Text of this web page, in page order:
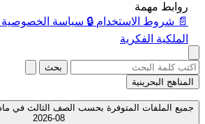
روابط مهمة
📄 شروط الاستخدام 🔒 سياسة الخصوصية
الملكية الفكرية
بحث
المناهج البحرينية
08-2026